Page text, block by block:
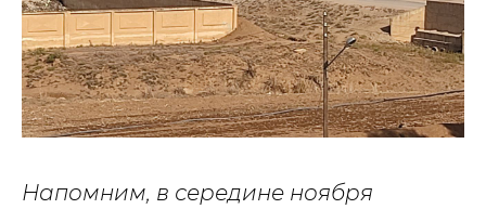
Напомним, в середине ноября